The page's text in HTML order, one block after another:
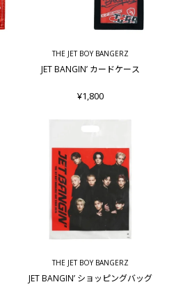
THE JET BOY BANGERZ
JET BANGIN’ カードケース
¥1,800
THE JET BOY BANGERZ
JET BANGIN’ ショッピングバッグ